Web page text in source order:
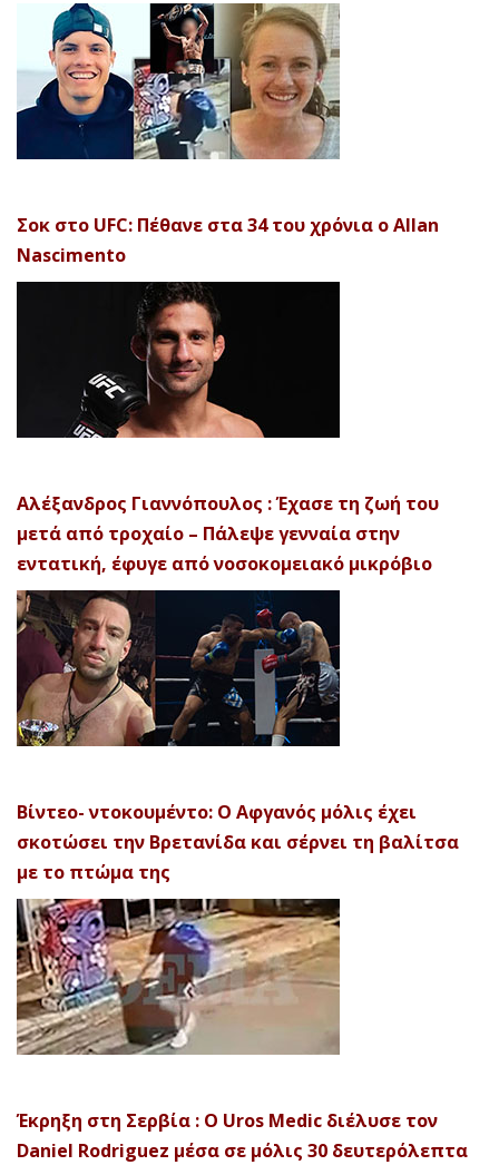
Σοκ στο UFC: Πέθανε στα 34 του χρόνια ο Allan
Nascimento
Αλέξανδρος Γιαννόπουλος : Έχασε τη ζωή του
μετά από τροχαίο – Πάλεψε γενναία στην
εντατική, έφυγε από νοσοκομειακό μικρόβιο
Βίντεο- ντοκουμέντο: Ο Αφγανός μόλις έχει
σκοτώσει την Βρετανίδα και σέρνει τη βαλίτσα
με το πτώμα της
Έκρηξη στη Σερβία : Ο Uros Medic διέλυσε τον
Daniel Rodriguez μέσα σε μόλις 30 δευτερόλεπτα